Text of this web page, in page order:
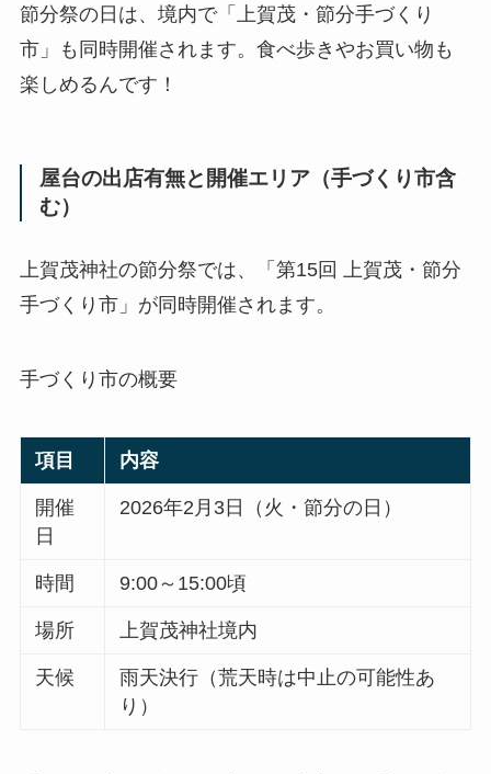
節分祭の日は、境内で「上賀茂・節分手づくり
市」も同時開催されます。食べ歩きやお買い物も
楽しめるんです！
屋台の出店有無と開催エリア（手づくり市含
む）
上賀茂神社の節分祭では、「第15回 上賀茂・節分
手づくり市」が同時開催されます。
手づくり市の概要
項目 内容
開催
日
2026年2月3日（火・節分の日）
時間 9:00～15:00頃
場所 上賀茂神社境内
天候
雨天決行（荒天時は中止の可能性あ
り）